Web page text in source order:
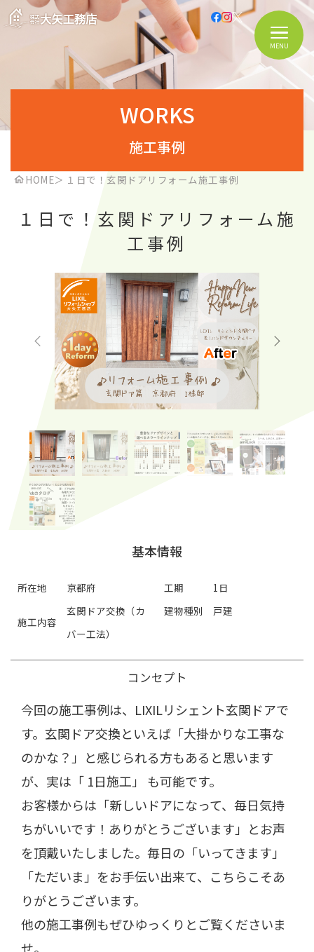
MENU
WORKS
施工事例
HOME＞ １日で！玄関ドアリフォーム施工事例
１日で！玄関ドアリフォーム施
工事例
基本情報
所在地 京都府
施工内容
玄関ドア交換（カ
バー工法）
工期
1日
建物種別
戸建
コンセプト
今回の施工事例は、LIXILリシェント玄関ドアで
す。玄関ドア交換といえば「大掛かりな工事な
のかな？」と感じられる方もあると思います
が、実は「 1日施工」 も可能です。
お客様からは「新しいドアになって、毎日気持
ちがいいです！ありがとうございます」とお声
を頂戴いたしました。毎日の「いってきます」
「ただいま」をお手伝い出来て、こちらこそあ
りがとうございます。
他の施工事例もぜひゆっくりとご覧くださいま
せ。